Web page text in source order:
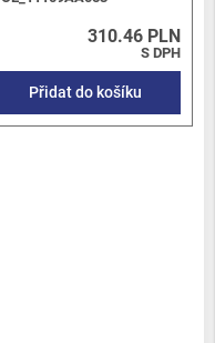
310.46 PLN
S DPH
Přidat do košíku